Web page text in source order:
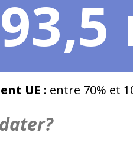
UE : entre 70% et